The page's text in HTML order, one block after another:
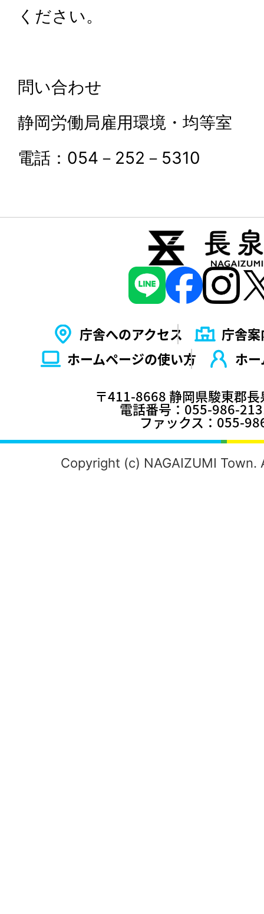
ください。
問い合わせ
静岡労働局雇用環境・均等室
電話：054－252－5310
庁舎へのアクセス
庁舎案
ホームページの使い⽅
ホ
〒411-8668 静岡県駿東郡
電話番号：055-986-
ファックス：055-
Copyright (c) NAGAIZUMI Town.